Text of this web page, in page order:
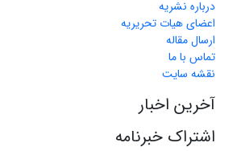
درباره نشریه
اعضای هیات تحریریه
ارسال مقاله
تماس با ما
نقشه سایت
آخرین اخبار
اشتراک خبرنامه